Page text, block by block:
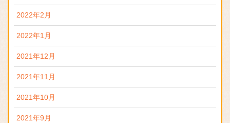
2022年2月
2022年1月
2021年12月
2021年11月
2021年10月
2021年9月